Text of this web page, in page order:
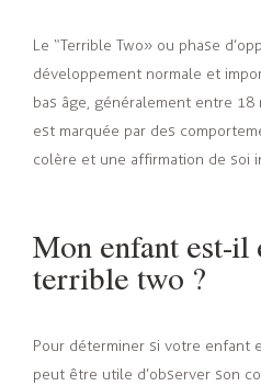
Le “Terrible Two » ou phase
développement normale et
bas âge, généralement entre
est marquée par des
colère et une affirmation de soi
Mon enfant est-il
terrible two ?
Pour déterminer si votre enfant
peut être utile d’observer son